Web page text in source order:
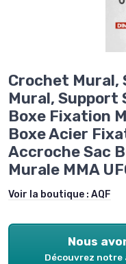
Crochet Mural,
Mural, Support
Boxe Fixation
Boxe Acier
Accroche Sac
Murale MMA
Voir la boutique : AQF
Nous
Découvrez